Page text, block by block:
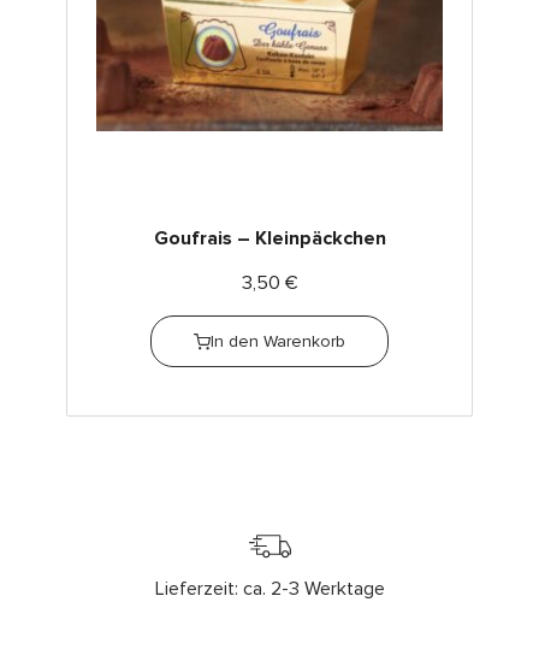
Goufrais – Kleinpäckchen
3,50 €
In den Warenkorb
Lieferzeit: ca. 2-3 Werktage